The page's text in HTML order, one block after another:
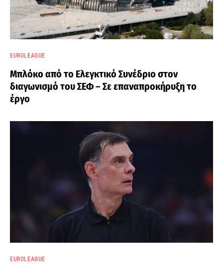
EUROLEAGUE
Μπλόκο από το Ελεγκτικό Συνέδριο στον
διαγωνισμό του ΣΕΦ – Σε επαναπροκήρυξη το
έργο
EUROLEAGUE